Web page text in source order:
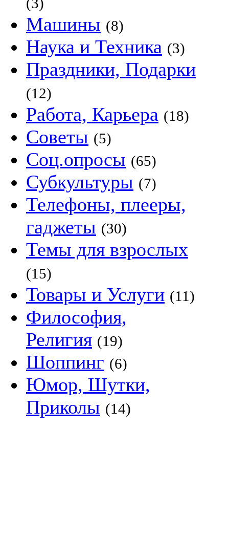
Машины (8)
Наука и Техника (3)
Праздники, Подарки
(12)
Работа, Карьера (18)
Советы (5)
Соц.опросы (65)
Субкультуры (7)
Телефоны, плееры,
гаджеты (30)
Темы для взрослых
(15)
Товары и Услуги (11)
Философия,
Религия (19)
Шоппинг (6)
Юмор, Шутки,
Приколы (14)